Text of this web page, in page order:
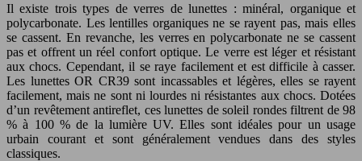
Il existe trois types de verres de lunettes : minéral, organique et
polycarbonate. Les lentilles organiques ne se rayent pas, mais elles
se cassent. En revanche, les verres en polycarbonate ne se cassent
pas et offrent un réel confort optique. Le verre est léger et résistant
aux chocs. Cependant, il se raye facilement et est difficile à casser.
Les lunettes OR CR39 sont incassables et légères, elles se rayent
facilement, mais ne sont ni lourdes ni résistantes aux chocs. Dotées
d’un revêtement antireflet, ces lunettes de soleil rondes filtrent de 98
% à 100 % de la lumière UV. Elles sont idéales pour un usage
urbain courant et sont généralement vendues dans des styles
classiques.